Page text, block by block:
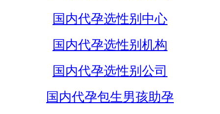
国内代孕选性别中心
国内代孕选性别机构
国内代孕选性别公司
国内代孕包生男孩助孕